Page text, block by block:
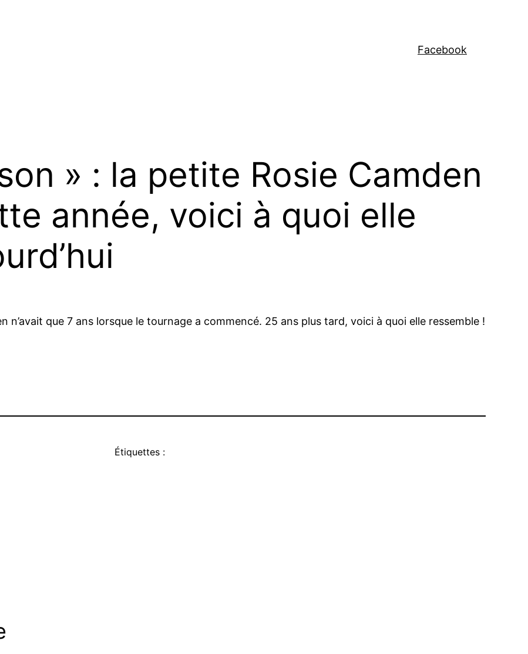
Facebook
» : la petite Rosie Camden
année, voici à quoi elle
n’avait que 7 ans lorsque le tournage a commencé. 25 ans plus tard, voici à quoi elle ressemble !
Étiquettes :